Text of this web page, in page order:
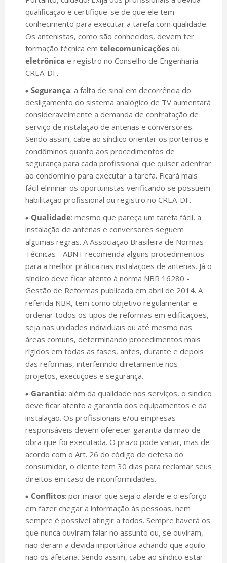
qualificação e certifique-se de que ele tem
conhecimento para executar a tarefa com qualidade.
Os antenistas, como são conhecidos, devem ter
formação técnica em telecomunicações ou
eletrônica e registro no Conselho de Engenharia -
CREA-DF.
Segurança: a falta de sinal em decorrência do
desligamento do sistema analógico de TV aumentará
consideravelmente a demanda de contratação de
serviço de instalação de antenas e conversores.
Sendo assim, cabe ao síndico orientar os porteiros e
condôminos quanto aos procedimentos de
segurança para cada profissional que quiser adentrar
ao condomínio para executar a tarefa. Ficará mais
fácil eliminar os oportunistas verificando se possuem
habilitação profissional ou registro no CREA-DF.
Qualidade: mesmo que pareça um tarefa fácil, a
instalação de antenas e conversores seguem
algumas regras. A Associação Brasileira de Normas
Técnicas - ABNT recomenda alguns procedimentos
para a melhor prática nas instalações de antenas. Já o
síndico deve ficar atento à norma NBR 16280 -
Gestão de Reformas publicada em abril de 2014. A
referida NBR, tem como objetivo regulamentar e
ordenar todos os tipos de reformas em edificações,
seja nas unidades individuais ou até mesmo nas
áreas comuns, determinando procedimentos mais
rígidos em todas as fases, antes, durante e depois
das reformas, interferindo diretamente nos
projetos, execuções e segurança.
Garantia: além da qualidade nos serviços, o sindico
deve ficar atento a garantia dos equipamentos e da
instalação. Os profissionais e/ou empresas
responsáveis devem oferecer garantia da mão de
obra que foi executada. O prazo pode variar, mas de
acordo com o Art. 26 do código de defesa do
consumidor, o cliente tem 30 dias para reclamar seus
direitos em caso de inconformidades.
Conflitos: por maior que seja o alarde e o esforço
em fazer chegar a informação às pessoas, nem
sempre é possível atingir a todos. Sempre haverá os
que nunca ouviram falar no assunto ou, se ouviram,
não deram a devida importância achando que aquilo
não os afetaria. Sendo assim, cabe ao síndico estar